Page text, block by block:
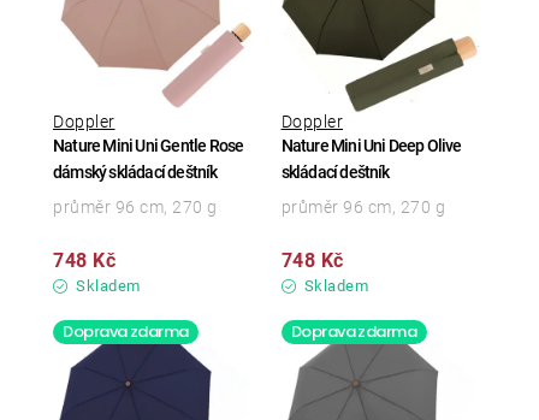
Nature Mini Uni Gentle Rose
dámský skládací deštník
Doppler
Skladem
748 Kč
průměr 96 cm, 270 g
Nature Mini Uni Deep Olive
skládací deštník
Doppler
Skladem
748 Kč
průměr 96 cm, 270 g
Doprava zdarma Doprava zdarma